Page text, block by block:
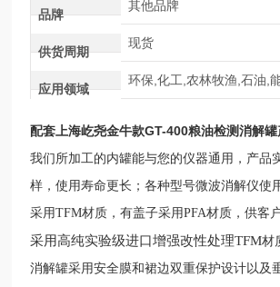
品牌
其他品牌
供货周期
现货
应用领域
环保,化工,农林牧渔,石油,
配套上海屹尧金牛款GT-400粮油检测消解罐
我们所加工的内罐能与您的仪器通用，产品
样，使用寿命更长；各种型号微波消解仪使
采用TFM材质，有盖子采用PFA材质，供客
采用高纯实验级进口增强改性处理TFM材
消解罐采用安全膜和裙边双重保护设计以及